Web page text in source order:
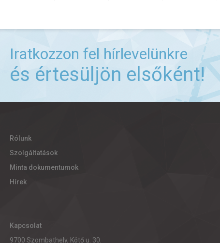
Iratkozzon fel hírlevelünkre
és értesüljön elsőként!
Rólunk
Szolgáltatások
Minta dokumentumok
Hírek
Kapcsolat
9700 Szombathely, Kötő u. 30.